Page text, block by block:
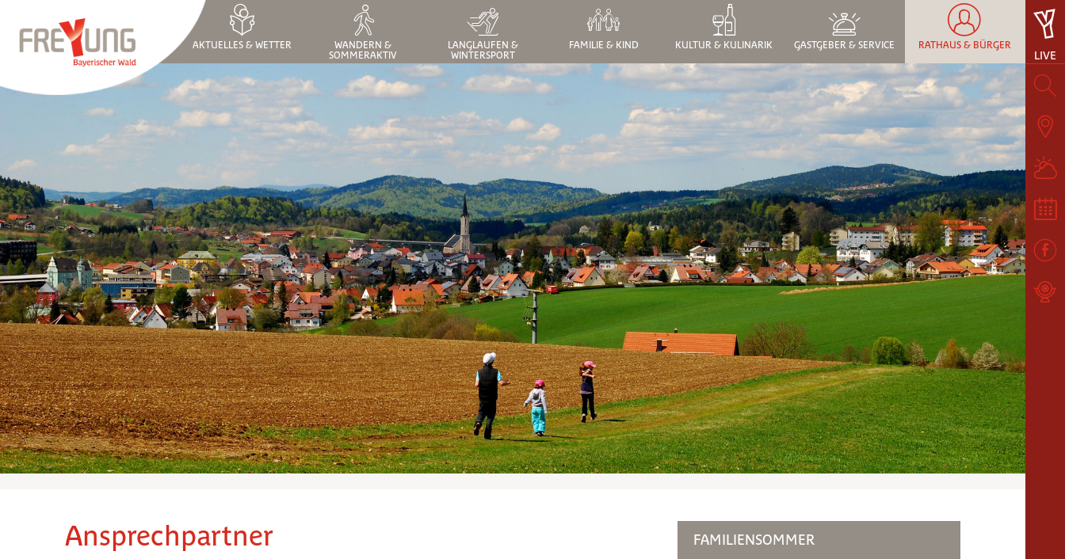
AKTUELLES & WETTER
WANDERN &
SOMMERAKTIV
LANGLAUFEN &
WINTERSPORT
FAMILIE & KIND KULTUR & KULINARIK GASTGEBER & SERVICE RATHAUS & BÜRGER
LIVE
Ansprechpartner FAMILIENSOMMER